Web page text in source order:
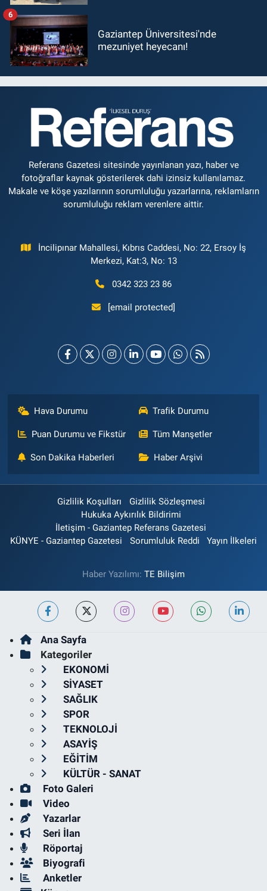
Gaziantep Üniversitesi'nde
mezuniyet heyecanı!
6
Referans Gazetesi sitesinde yayınlanan yazı, haber ve
fotoğraflar kaynak gösterilerek dahi izinsiz kullanılamaz.
Makale ve köşe yazılarının sorumluluğu yazarlarına, reklamların
sorumluluğu reklam verenlere aittir.
İncilipınar Mahallesi, Kıbrıs Caddesi, No: 22, Ersoy İş
Merkezi, Kat:3, No: 13
0342 323 23 86
[email protected]
Hava Durumu Trafik Durumu
Puan Durumu ve Fikstür Tüm Manşetler
Son Dakika Haberleri Haber Arşivi
Gizlilik Koşulları
Gizlilik Sözleşmesi
Hukuka Aykırılık Bildirimi
İletişim - Gaziantep Referans Gazetesi
KÜNYE - Gaziantep Gazetesi
Sorumluluk Reddi Yayın İlkeleri
Haber Yazılımı: TE Bilişim
Ana Sayfa
Kategoriler
EKONOMİ
SİYASET
SAĞLIK
SPOR
TEKNOLOJİ
ASAYİŞ
EĞİTİM
KÜLTÜR - SANAT
Foto Galeri
Video
Yazarlar
Seri İlan
Röportaj
Biyografi
Anketler